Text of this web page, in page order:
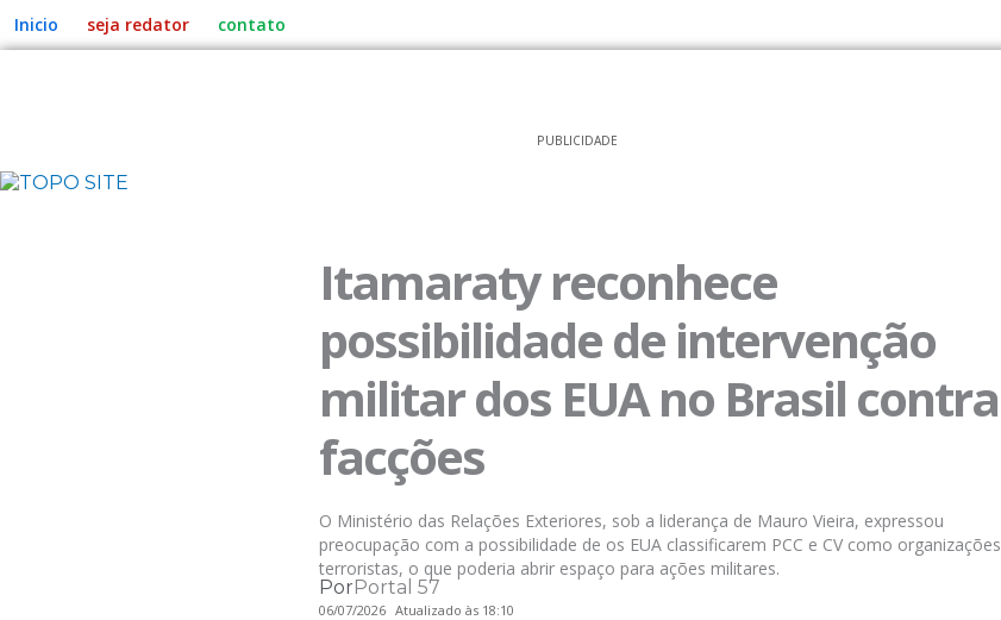
para
o
Inicio seja redator contato
PUBLICIDADE
Itamaraty reconhece
possibilidade de intervenção
militar dos EUA no Brasil contra
facções
O Ministério das Relações Exteriores, sob a liderança de Mauro Vieira, expressou
preocupação com a possibilidade de os EUA classificarem PCC e CV como organizações
terroristas, o que poderia abrir espaço para ações militares.
PorPortal 57
06/07/2026 Atualizado às 18:10